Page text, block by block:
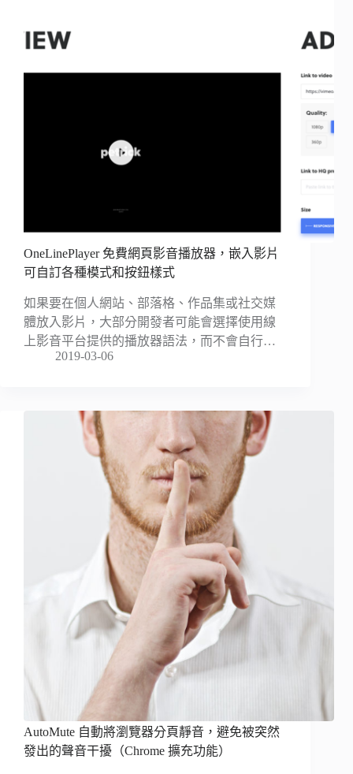
OneLinePlayer 免費網頁影音播放器，嵌入影片
可自訂各種模式和按鈕樣式
如果要在個人網站、部落格、作品集或社交媒
體放入影片，大部分開發者可能會選擇使用線
上影音平台提供的播放器語法，而不會自行…
2019-03-06
AutoMute 自動將瀏覽器分頁靜音，避免被突然
發出的聲音干擾（Chrome 擴充功能）